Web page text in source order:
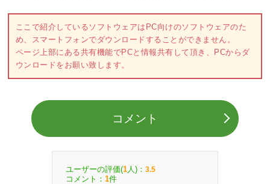
ここで紹介しているソフトウェアはPC向けのソフトウェアのた
め、スマートフォンでダウンロードすることができません。
ページ上部にある共有機能でPCと情報共有して頂き、PCからダ
ウンロードをお願い致します。
コメント
ユーザーの評価(1 人)： 3.5
コメント： 1件